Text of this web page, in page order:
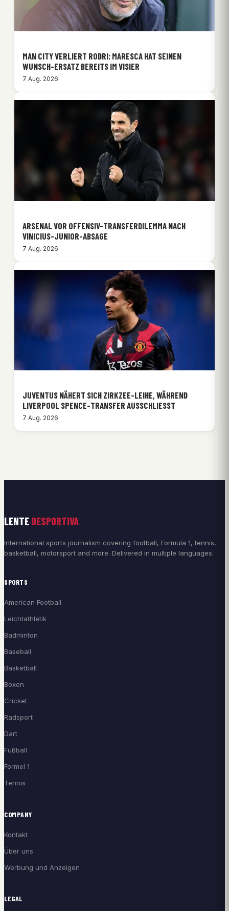
MAN CITY VERLIERT RODRI: MARESCA HAT SEINEN
WUNSCH-ERSATZ BEREITS IM VISIER
7 Aug. 2026
ARSENAL VOR OFFENSIV-TRANSFERDILEMMA NACH
VINICIUS-JUNIOR-ABSAGE
7 Aug. 2026
JUVENTUS NÄHERT SICH ZIRKZEE-LEIHE, WÄHREND
LIVERPOOL SPENCE-TRANSFER AUSSCHLIESST
7 Aug. 2026
LENTE DESPORTIVA
International sports journalism covering football, Formula 1, tennis,
basketball, motorsport and more. Delivered in multiple languages.
SPORTS
American Football
Leichtathletik
Badminton
Baseball
Basketball
Boxen
Cricket
Radsport
Dart
Fußball
Formel 1
Tennis
COMPANY
Kontakt
Über uns
Werbung und Anzeigen
LEGAL